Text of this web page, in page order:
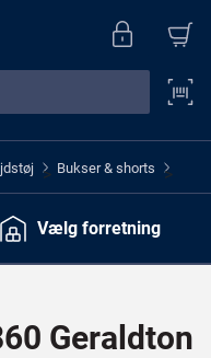
> Bukser & shorts >
Vælg forretning
Geraldton